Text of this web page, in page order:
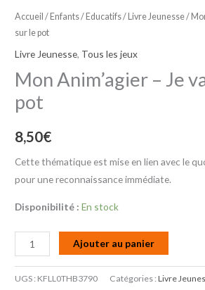
Accueil / Enfants / Educatifs/ Livre Jeunesse/
sur le pot
Livre Jeunesse, Tous les jeux
Mon Anim’agier – Je
pot
8,50€
Cette thématique est mise en lien avec le
pour une reconnaissance immédiate.
Disponibilité : En stock
Ajouter au panier
UGS : KFLL0THB3790 Catégories :Livre